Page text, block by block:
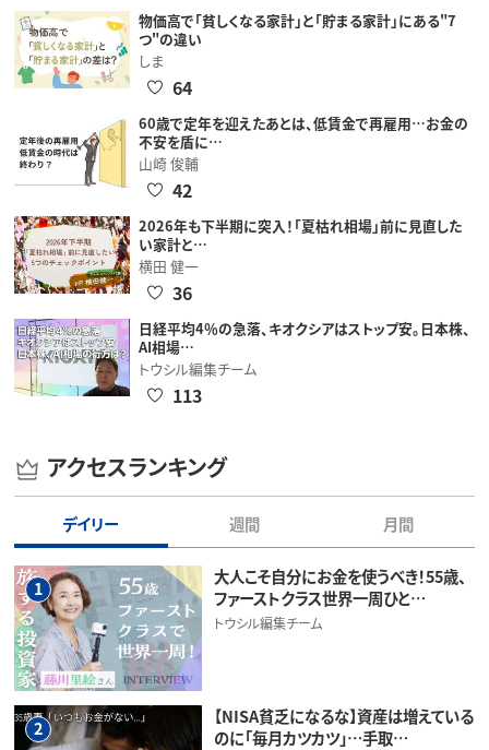
物価高で「貧しくなる家計」と「貯まる家計」にある"7
つ"の違い
しま
64
60歳で定年を迎えたあとは、低賃金で再雇用…お金の
不安を盾に…
山崎 俊輔
42
2026年も下半期に突入！「夏枯れ相場」前に見直した
い家計と…
横田 健一
36
日経平均4％の急落、キオクシアはストップ安。日本株、
AI相場…
トウシル編集チーム
113
アクセスランキング
デイリー 週間 月間
1
大人こそ自分にお金を使うべき！55歳、
ファーストクラス世界一周ひと…
トウシル編集チーム
2
【NISA貧乏になるな】資産は増えている
のに「毎月カツカツ」…手取…